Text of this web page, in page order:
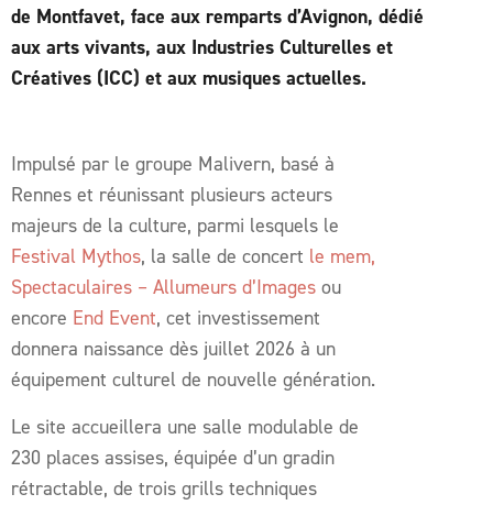
de Montfavet, face aux remparts d’Avignon, dédié
aux arts vivants, aux Industries Culturelles et
Créatives (ICC) et aux musiques actuelles.
Impulsé par le groupe Malivern, basé à
Rennes et réunissant plusieurs acteurs
majeurs de la culture, parmi lesquels le
Festival Mythos, la salle de concert le mem,
Spectaculaires – Allumeurs d’Images ou
encore End Event, cet investissement
donnera naissance dès juillet 2026 à un
équipement culturel de nouvelle génération.
Le site accueillera une salle modulable de
230 places assises, équipée d’un gradin
rétractable, de trois grills techniques